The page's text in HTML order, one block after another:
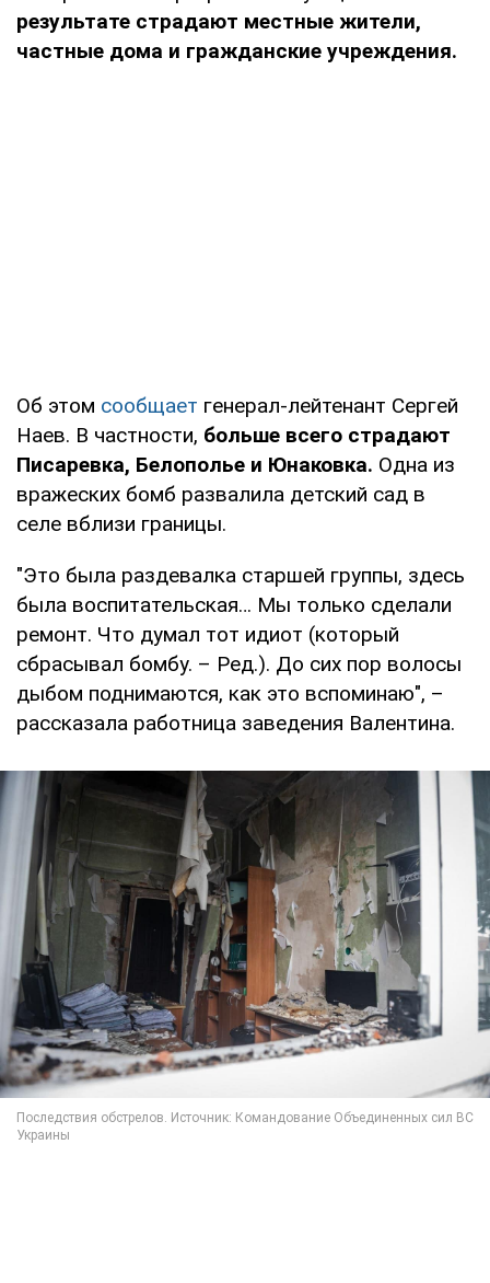
результате страдают местные жители,
частные дома и гражданские учреждения.
Об этом сообщает генерал-лейтенант Сергей
Наев. В частности, больше всего страдают
Писаревка, Белополье и Юнаковка. Одна из
вражеских бомб развалила детский сад в
селе вблизи границы.
"Это была раздевалка старшей группы, здесь
была воспитательская… Мы только сделали
ремонт. Что думал тот идиот (который
сбрасывал бомбу. – Ред.). До сих пор волосы
дыбом поднимаются, как это вспоминаю", –
рассказала работница заведения Валентина.